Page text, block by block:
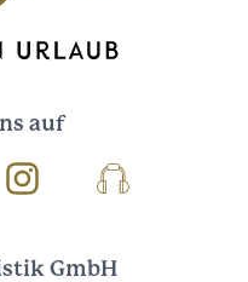
auf
InstagramPodcast
GmbH